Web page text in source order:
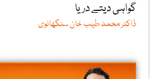
گواہی دیتے دریا
ڈاکٹر محمد طیب خان سنگھانوی